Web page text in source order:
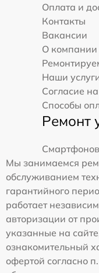
Оплата и
Контакты
Вакансии
О компании
Наши
Согласие
Способы
Ремонт
Смартфонов
Мы занимаемся
обслуживанием
гарантийного
работает
авторизации от
указанные на
ознакомительный
офертой согласно